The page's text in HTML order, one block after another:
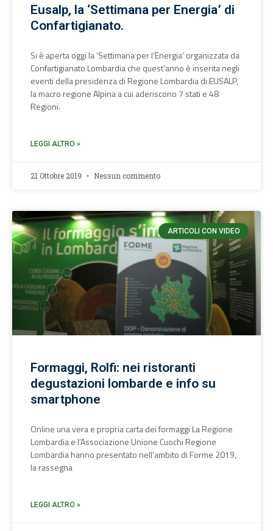
Eusalp, la ‘Settimana per Energia’ di
Confartigianato.
Si è aperta oggi la ‘Settimana per l’Energia’ organizzata da
Confartigianato Lombardia che quest’anno è inserita negli
eventi della presidenza di Regione Lombardia di EUSALP,
la macro regione Alpina a cui aderiscono 7 stati e 48
Regioni.
LEGGI ALTRO »
21 Ottobre 2019 Nessun commento
ARTICOLI CON VIDEO
Formaggi, Rolfi: nei ristoranti
degustazioni lombarde e info su
smartphone
Online una vera e propria carta dei formaggi La Regione
Lombardia e l’Associazione Unione Cuochi Regione
Lombardia hanno presentato nell’ambito di Forme 2019,
la rassegna
LEGGI ALTRO »